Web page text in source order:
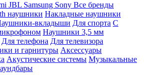
JBL Samsung Sony Все бренды
наушники Накладные наушники
вкладыши Для спорта С
Наушники 3,5 мм
Для телефона Для телевизора
и гарнитуры Аксессуары
Акустические системы Музыкальные